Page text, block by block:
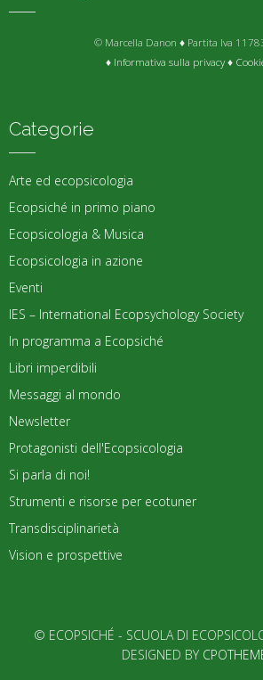
© Marcella Danon ♦ Partita Iva
♦ Informativa sulla privacy♦
Categorie
Arte ed ecopsicologia
Ecopsiché in primo piano
Ecopsicologia & Musica
Ecopsicologia in azione
Eventi
IES – International Ecopsychology Society
In programma a Ecopsiché
Libri imperdibili
Messaggi al mondo
Newsletter
Protagonisti dell'Ecopsicologia
Si parla di noi!
Strumenti e risorse per ecotuner
Transdisciplinarietà
Vision e prospettive
© ECOPSICHÉ - SCUOLA DI
DESIGNED BY